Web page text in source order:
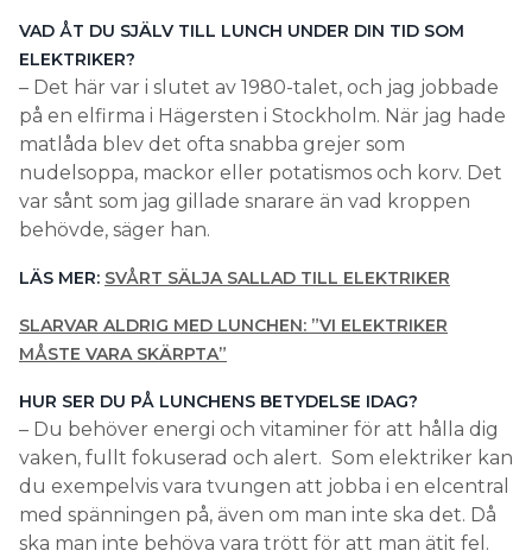
VAD ÅT DU SJÄLV TILL LUNCH UNDER DIN TID SOM
ELEKTRIKER?
– Det här var i slutet av 1980-talet, och jag jobbade
på en elfirma i Hägersten i Stockholm. När jag hade
matlåda blev det ofta snabba grejer som
nudelsoppa, mackor eller potatismos och korv. Det
var sånt som jag gillade snarare än vad kroppen
behövde, säger han.
LÄS MER: SVÅRT SÄLJA SALLAD TILL ELEKTRIKER
SLARVAR ALDRIG MED LUNCHEN: ”VI ELEKTRIKER
MÅSTE VARA SKÄRPTA”
HUR SER DU PÅ LUNCHENS BETYDELSE IDAG?
– Du behöver energi och vitaminer för att hålla dig
vaken, fullt fokuserad och alert. Som elektriker kan
du exempelvis vara tvungen att jobba i en elcentral
med spänningen på, även om man inte ska det. Då
ska man inte behöva vara trött för att man ätit fel.